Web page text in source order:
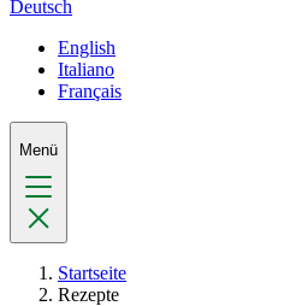
Deutsch
English
Italiano
Français
Menü
Startseite
Rezepte